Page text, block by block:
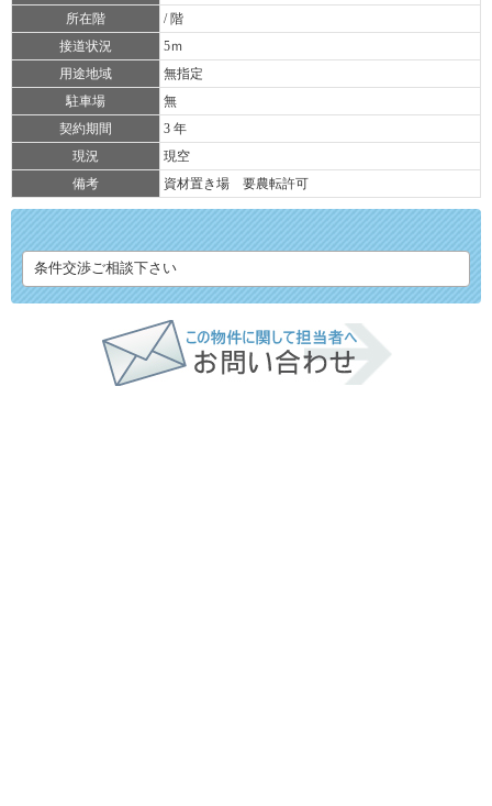
所在階
/ 階
接道状況
5ｍ
用途地域
無指定
駐車場
無
契約期間
3 年
現況
現空
備考
資材置き場 要農転許可
条件交渉ご相談下さい